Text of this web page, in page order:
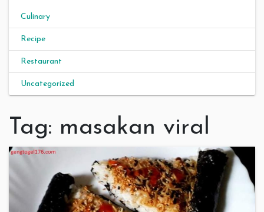
Culinary
Recipe
Restaurant
Uncategorized
Tag: masakan viral